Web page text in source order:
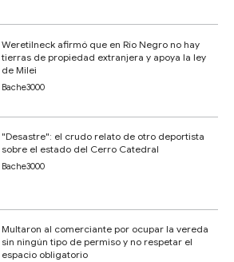
Weretilneck afirmó que en Río Negro no hay
tierras de propiedad extranjera y apoya la ley
de Milei
Bache3000
"Desastre": el crudo relato de otro deportista
sobre el estado del Cerro Catedral
Bache3000
Multaron al comerciante por ocupar la vereda
sin ningún tipo de permiso y no respetar el
espacio obligatorio